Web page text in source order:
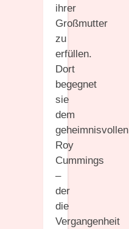
ihrer
Großmutter
zu
erfüllen.
Dort
begegnet
sie
dem
geheimnisvollen
Roy
Cummings
–
der
die
Vergangenheit